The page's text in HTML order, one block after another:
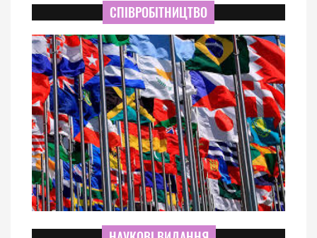
СПІВРОБІТНИЦТВО